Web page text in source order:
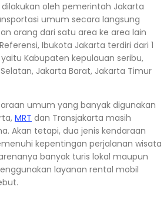
oleh pemerintah Jakarta
umum secara langsung
orang dari satu area ke area lain
Ibukota Jakarta terdiri dari 1
Kabupaten kepulauan seribu,
Jakarta Barat, Jakarta Timur
umum yang banyak digunakan
MRT dan Transjakarta masih
Akan tetapi, dua jenis kendaraan
kepentingan perjalanan wisata
banyak turis lokal maupun
layanan rental mobil